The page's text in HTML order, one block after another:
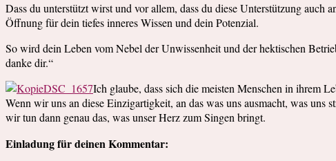
Dass du unterstützt wirst und vor allem, dass du diese Unterstützung
Öffnung für dein tiefes inneres Wissen und dein Potenzial.
So wird dein Leben vom Nebel der Unwissenheit und der hektischen
danke dir.“
Ich glaube, dass sich die meisten Menschen in ihrem
Wenn wir uns an diese Einzigartigkeit, an das was uns ausmacht, was
wir tun dann genau das, was unser Herz zum Singen bringt.
Einladung für deinen Kommentar: